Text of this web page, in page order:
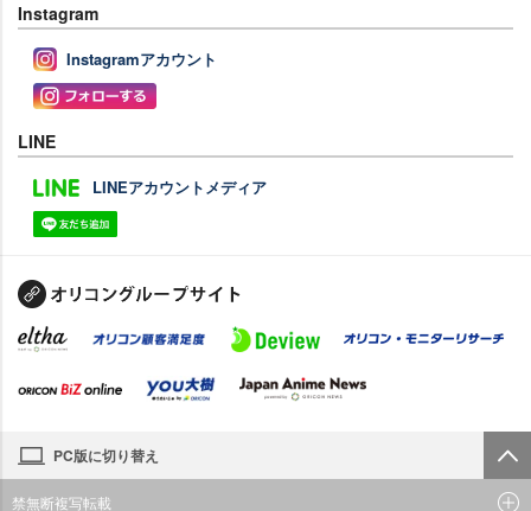
Instagram
Instagramアカウント
LINE
LINEアカウントメディア
PC版に切り替え
禁無断複写転載